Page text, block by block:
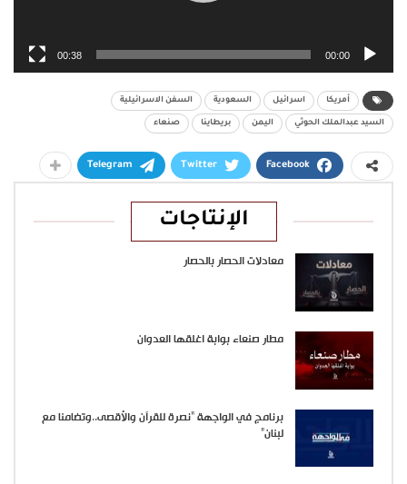
00:00
00:38
أمريكا اسرائيل السعودية السفن الاسرائيلية
السيد عبدالملك الحوثي اليمن بريطاينا صنعاء
Facebook
Twitter
Telegram
الإنتاجات
معادلات الحصار بالحصار
مطار صنعاء بوابة اغلقها العدوان
برنامج في الواجهة “نصرة للقرآن والأقصى..وتضامنا مع
لبنان”